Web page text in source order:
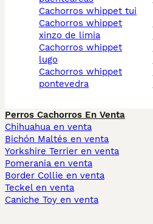
cachorros whippet tui
cachorros whippet
xinzo de limia
cachorros whippet
lugo
cachorros whippet
pontevedra
Perros Cachorros En Venta
Chihuahua en venta
Bichón Maltés en venta
Yorkshire Terrier en venta
Pomerania en venta
Border Collie en venta
Teckel en venta
Caniche Toy en venta